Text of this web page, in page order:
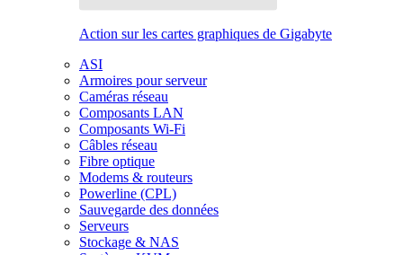
Action sur les cartes graphiques de Gigabyte
ASI
Armoires pour serveur
Caméras réseau
Composants LAN
Composants Wi-Fi
Câbles réseau
Fibre optique
Modems & routeurs
Powerline (CPL)
Sauvegarde des données
Serveurs
Stockage & NAS